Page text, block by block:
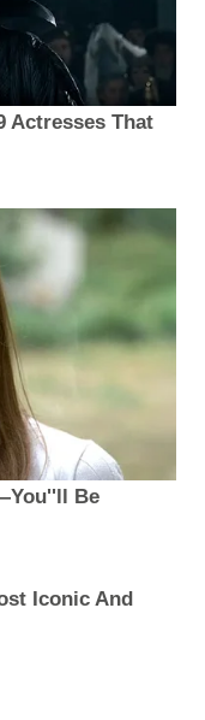
Actresses That
Be
Iconic And